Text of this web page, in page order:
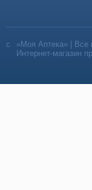
«Моя Аптека» |
Интернет-магазин